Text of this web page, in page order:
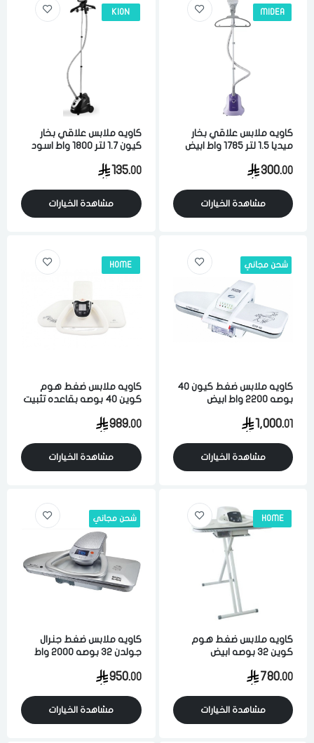
MIDEA
كاويه ملابس علاقي بخار
ميديا 1.5 لتر 1785 واط ابيض
300.00
مشاهدة الخيارات
KION
كاويه ملابس علاقي بخار
كيون 1.7 لتر 1800 واط اسود
135.00
مشاهدة الخيارات
شحن مجاني
كاويه ملابس ضغط كيون 40
بوصه 2200 واط ابيض
1,000.01
مشاهدة الخيارات
HOME
كاويه ملابس ضغط هوم
كوين 40 بوصه بقاعده تثبيت
989.00
مشاهدة الخيارات
HOME
كاويه ملابس ضغط هوم
كوين 32 بوصه ابيض
780.00
مشاهدة الخيارات
شحن مجاني
كاويه ملابس ضغط جنرال
جولدن 32 بوصه 2000 واط
950.00
مشاهدة الخيارات